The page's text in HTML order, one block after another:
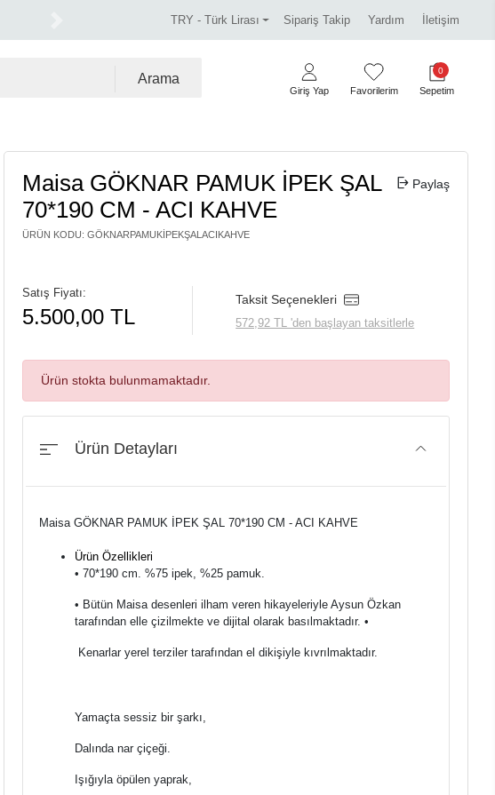
Miss Dalida marka ürünlerde %30 indirim. Tüm kredi kartlarına vade
TRY - Türk Lirası Sipariş Takip Yardım İletişim
Arama
Giriş Yap Favorilerim
0
Sepetim
Maisa GÖKNAR PAMUK İPEK ŞAL
70*190 CM - ACI KAHVE
ÜRÜN KODU: GÖKNARPAMUKİPEKŞALACIKAHVE
Paylaş
Satış Fiyatı:
5.500,00 TL
Taksit Seçenekleri
572,92 TL 'den başlayan taksitlerle
Ürün stokta bulunmamaktadır.
Ürün Detayları
Maisa GÖKNAR PAMUK İPEK ŞAL 70*190 CM - ACI KAHVE
Ürün Özellikleri
•⁠ ⁠70*190 cm. %75 ipek, %25 pamuk.
•⁠ ⁠Bütün Maisa desenleri ilham veren hikayeleriyle Aysun Özkan
tarafından elle çizilmekte ve dijital olarak basılmaktadır. •
⁠ ⁠Kenarlar yerel terziler tarafından el dikişiyle kıvrılmaktadır.
Yamaçta sessiz bir şarkı,
Dalında nar çiçeği.
Işığıyla öpülen yaprak,